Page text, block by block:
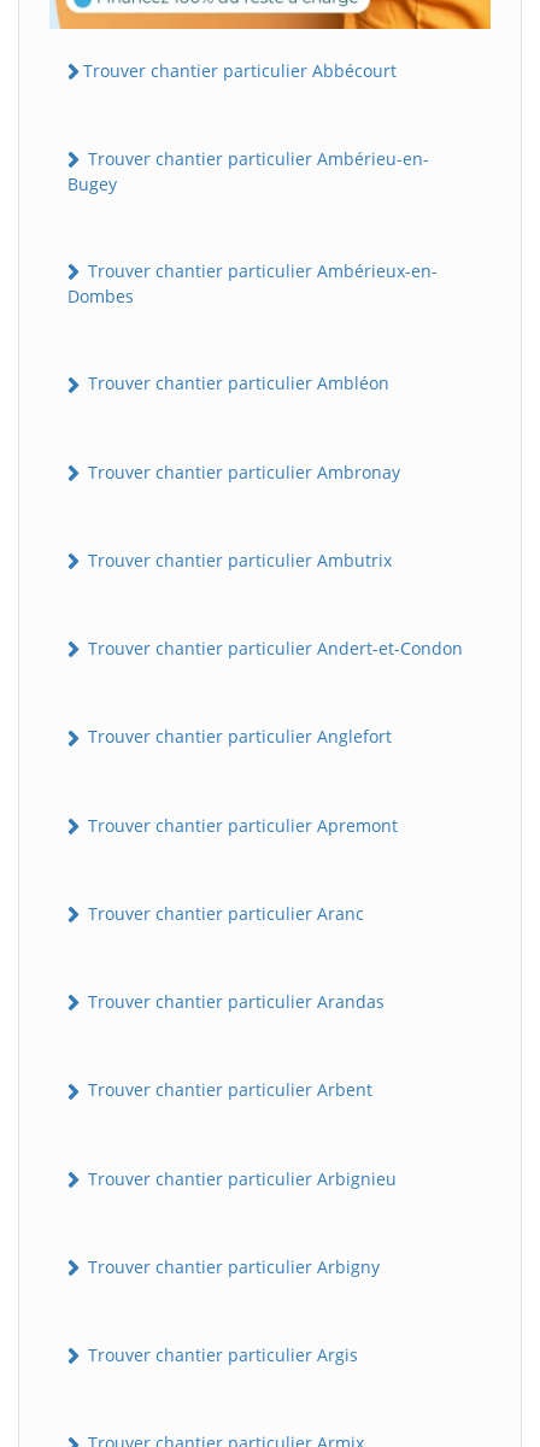
Trouver chantier particulier Abbécourt
Trouver chantier particulier Ambérieu-en-
Bugey
Trouver chantier particulier Ambérieux-en-
Dombes
Trouver chantier particulier Ambléon
Trouver chantier particulier Ambronay
Trouver chantier particulier Ambutrix
Trouver chantier particulier Andert-et-Condon
Trouver chantier particulier Anglefort
Trouver chantier particulier Apremont
Trouver chantier particulier Aranc
Trouver chantier particulier Arandas
Trouver chantier particulier Arbent
Trouver chantier particulier Arbignieu
Trouver chantier particulier Arbigny
Trouver chantier particulier Argis